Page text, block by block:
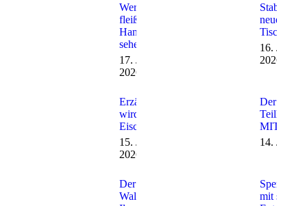
Wer will
fleißige
Handwerker
sehen?
17. Juli
2026
Stabile
neue
Tische!
16. Juli
2026
Erzählcafé
wird
Eiscafé
15. Juli
2026
Der neue
14. Juli
Der
Waldkindergarten
mit